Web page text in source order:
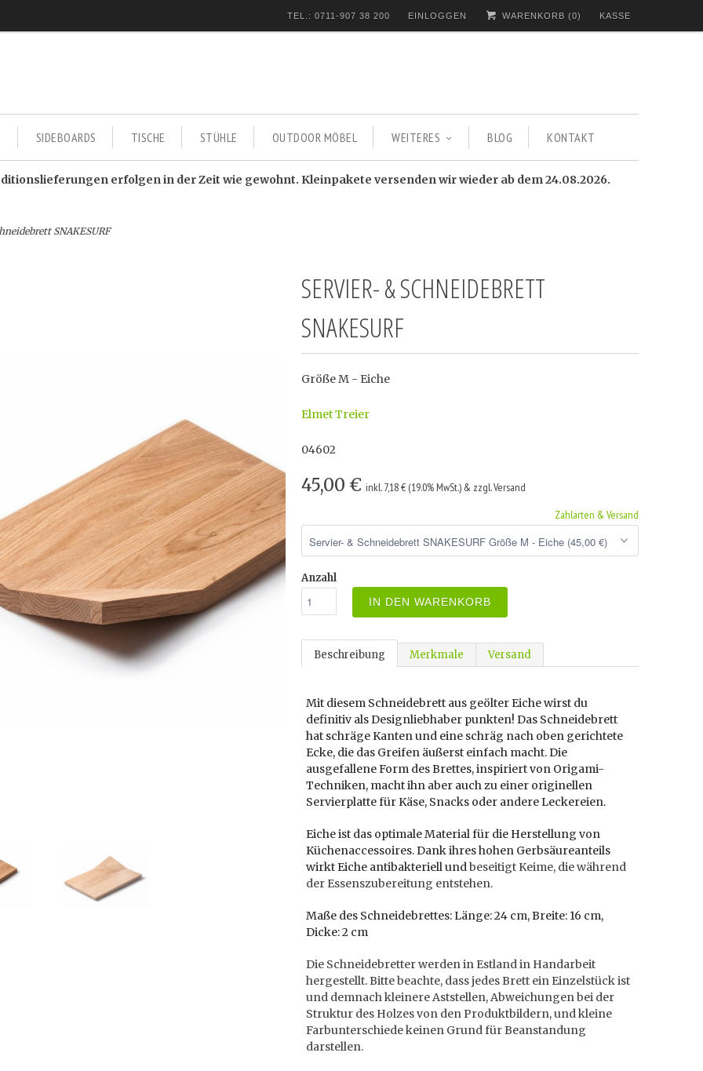
TEL.: 0711-907 38 200 EINLOGGEN WARENKORB (0) KASSE
SIDEBOARDS TISCHE STÜHLE OUTDOOR MÖBEL WEITERES BLOG KONTAKT
erfolgen in der Zeit wie gewohnt. Kleinpakete versenden wir wieder ab dem 24.08.2026.
SNAKESURF
SERVIER- & SCHNEIDEBRETT
SNAKESURF
Größe M - Eiche
Elmet Treier
04602
45,00 € inkl. 7,18 € (19.0% MwSt.) & zzgl. Versand
Zahlarten & Versand
Anzahl
IN DEN WARENKORB
Beschreibung Merkmale Versand
Mit diesem Schneidebrett aus geölter Eiche wirst du
definitiv als Designliebhaber punkten! Das Schneidebrett
hat schräge Kanten und eine schräg nach oben gerichtete
Ecke, die das Greifen äußerst einfach macht. Die
ausgefallene Form des Brettes, inspiriert von Origami-
Techniken, macht ihn aber auch zu einer originellen
Servierplatte für Käse, Snacks oder andere Leckereien.
Eiche ist das optimale Material für die Herstellung von
Küchenaccessoires. Dank ihres hohen Gerbsäureanteils
wirkt Eiche antibakteriell undbeseitigt Keime, die während
der Essenszubereitung entstehen.
Maße des Schneidebrettes: Länge: 24 cm, Breite: 16 cm,
Dicke: 2 cm
Die Schneidebretter werden in Estland in Handarbeit
hergestellt. Bitte beachte, dass jedes Brett ein Einzelstück ist
und demnach kleinere Aststellen, Abweichungen bei der
Struktur des Holzes von den Produktbildern, und kleine
Farbunterschiede keinen Grund für Beanstandung
darstellen.